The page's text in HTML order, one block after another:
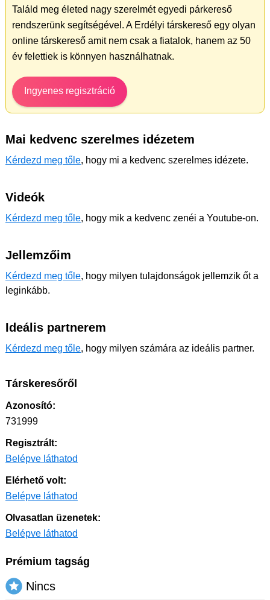
Találd meg életed nagy szerelmét egyedi párkereső
rendszerünk segítségével. A Erdélyi társkereső egy olyan
online társkereső amit nem csak a fiatalok, hanem az 50
év felettiek is könnyen használhatnak.
Ingyenes regisztráció
Mai kedvenc szerelmes idézetem
Kérdezd meg tőle, hogy mi a kedvenc szerelmes idézete.
Videók
Kérdezd meg tőle, hogy mik a kedvenc zenéi a Youtube-on.
Jellemzőim
Kérdezd meg tőle, hogy milyen tulajdonságok jellemzik őt a
leginkább.
Ideális partnerem
Kérdezd meg tőle, hogy milyen számára az ideális partner.
Társkeresőről
Azonosító:
731999
Regisztrált:
Belépve láthatod
Elérhető volt:
Belépve láthatod
Olvasatlan üzenetek:
Belépve láthatod
Prémium tagság
Nincs